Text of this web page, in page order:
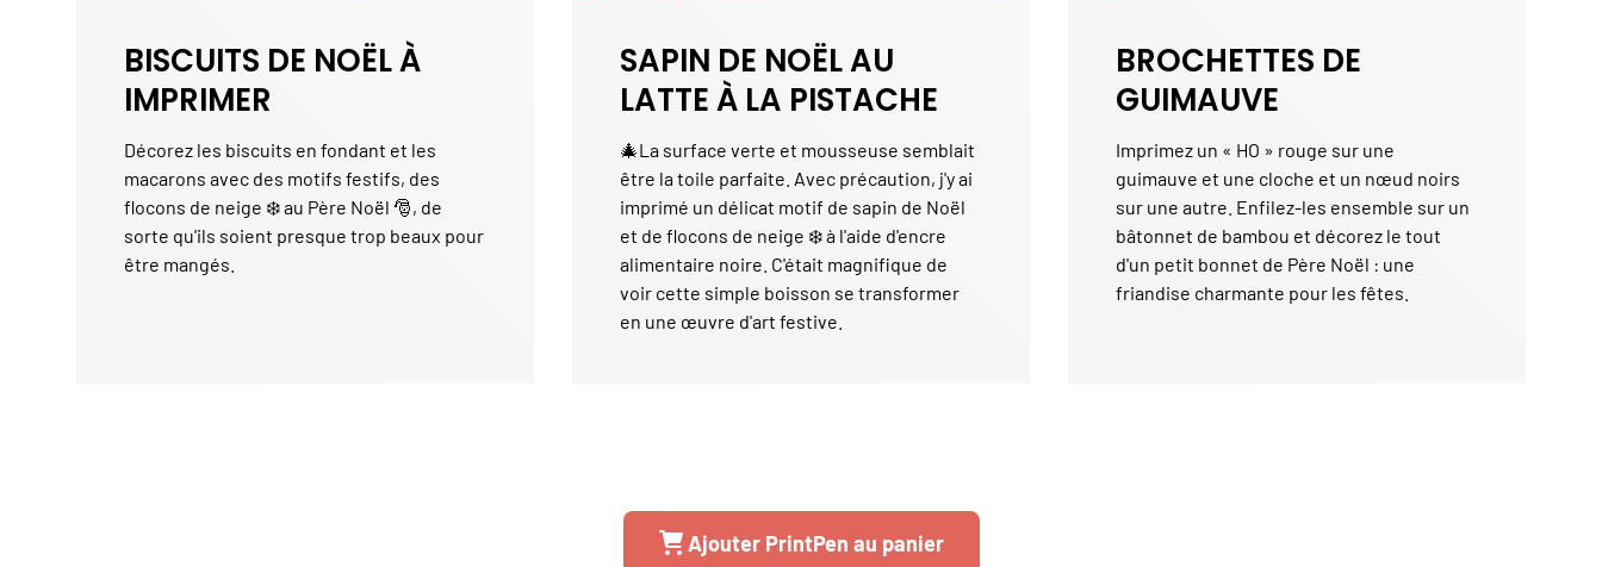
BISCUITS DE NOËL À
IMPRIMER
Décorez les biscuits en fondant et les
macarons avec des motifs festifs, des
flocons de neige ❄️ au Père Noël 🎅, de
sorte qu'ils soient presque trop beaux pour
être mangés.
SAPIN DE NOËL AU
LATTE À LA PISTACHE
🎄La surface verte et mousseuse semblait
être la toile parfaite. Avec précaution, j'y ai
imprimé un délicat motif de sapin de Noël
et de flocons de neige ❄️ à l'aide d'encre
alimentaire noire. C'était magnifique de
voir cette simple boisson se transformer
en une œuvre d'art festive.
BROCHETTES DE
GUIMAUVE
Imprimez un « HO » rouge sur une
guimauve et une cloche et un nœud noirs
sur une autre. Enfilez-les ensemble sur un
bâtonnet de bambou et décorez le tout
d'un petit bonnet de Père Noël : une
friandise charmante pour les fêtes.
Ajouter PrintPen au panier